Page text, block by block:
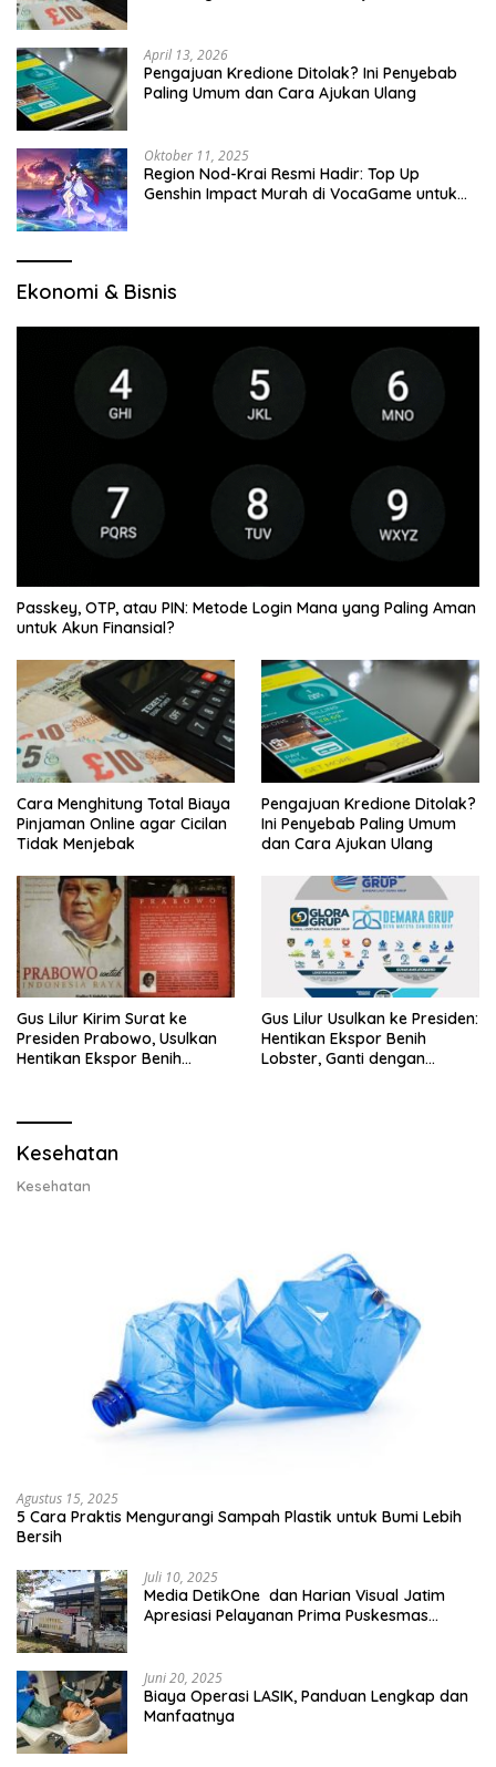
April 13, 2026
Pengajuan Kredione Ditolak? Ini Penyebab
Paling Umum dan Cara Ajukan Ulang
Oktober 11, 2025
Region Nod-Krai Resmi Hadir: Top Up
Genshin Impact Murah di VocaGame untuk
Ekonomi & Bisnis
Passkey, OTP, atau PIN: Metode Login Mana yang Paling Aman
untuk Akun Finansial?
Cara Menghitung Total Biaya
Pinjaman Online agar Cicilan
Tidak Menjebak
Pengajuan Kredione Ditolak?
Ini Penyebab Paling Umum
dan Cara Ajukan Ulang
Gus Lilur Kirim Surat ke
Presiden Prabowo, Usulkan
Hentikan Ekspor Benih
Gus Lilur Usulkan ke Presiden:
Hentikan Ekspor Benih
Lobster, Ganti dengan
Kesehatan
Kesehatan
Agustus 15, 2025
5 Cara Praktis Mengurangi Sampah Plastik untuk Bumi Lebih
Bersih
Juli 10, 2025
Media DetikOne dan Harian Visual Jatim
Apresiasi Pelayanan Prima Puskesmas
Juni 20, 2025
Biaya Operasi LASIK, Panduan Lengkap dan
Manfaatnya